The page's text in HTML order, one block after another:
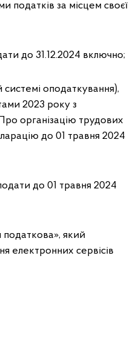
податків за місцем своєї
до 31.12.2024 включно;
системі оподаткування),
2023 року з
організацію трудових
до 01 травня 2024
до 01 травня 2024
який
електронних сервісів